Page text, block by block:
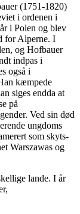
(1751-1820)
i ordenen i
i Polen og blev
for Alperne. I
og Hofbauer
indpas i
også i
kæmpede
siges endda at
på
Ved sin død
ungdoms
som skyts-
Warszawas og
lande. I år